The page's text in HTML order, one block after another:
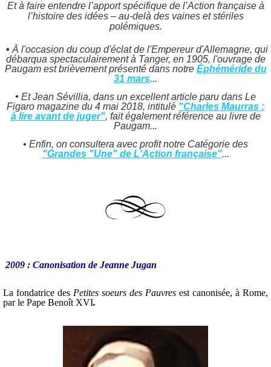
Et à faire entendre l’apport spécifique de l’Action française à
l’histoire des idées – au-delà des vaines et stériles
polémiques.
•À l'occasion du coup d'éclat de l'Empereur d'Allemagne, qui
débarqua spectaculairement à Tanger, en 1905, l'ouvrage de
Paugam est brièvement présenté dans notre Éphéméride du
31 mars...
• Et Jean Sévillia, dans un excellent article paru dans Le
Figaro magazine du 4 mai 2018, intitulé "Charles Maurras :
à lire avant de juger", fait également référence au livre de
Paugam...
• Enfin, on consultera avec profit notre Catégorie des
"Grandes "Une" de L'Action française"...
2009 : Canonisation de Jeanne Jugan
La fondatrice des Petites soeurs des Pauvres est canonisée, à Rome,
par le Pape Benoît XVI.